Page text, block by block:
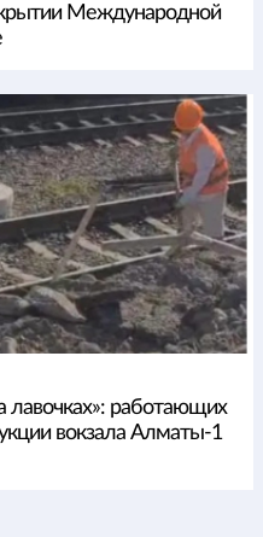
Международной
лавочках»: работающих
вокзала Алматы-1